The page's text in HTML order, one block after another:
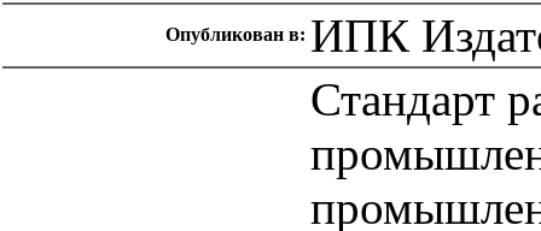
Опубликован в: ИПК
Стандарт